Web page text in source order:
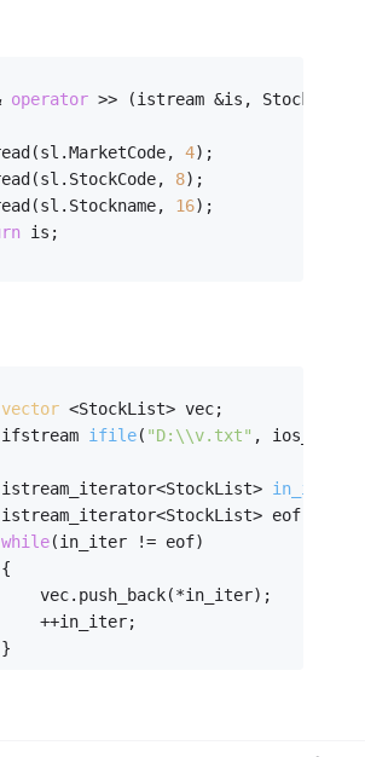
operator >> (istream &is,
4);
8);
16);
is;
vector <StockList> vec;
ifstream ifile( "D:\\v.txt" ,
istream_iterator<StockList> in_iter
		istream_iterator<StockList> eof;
while(in_iter != eof)
		{
			vec.push_back(*in_iter);
			++in_iter;
		}